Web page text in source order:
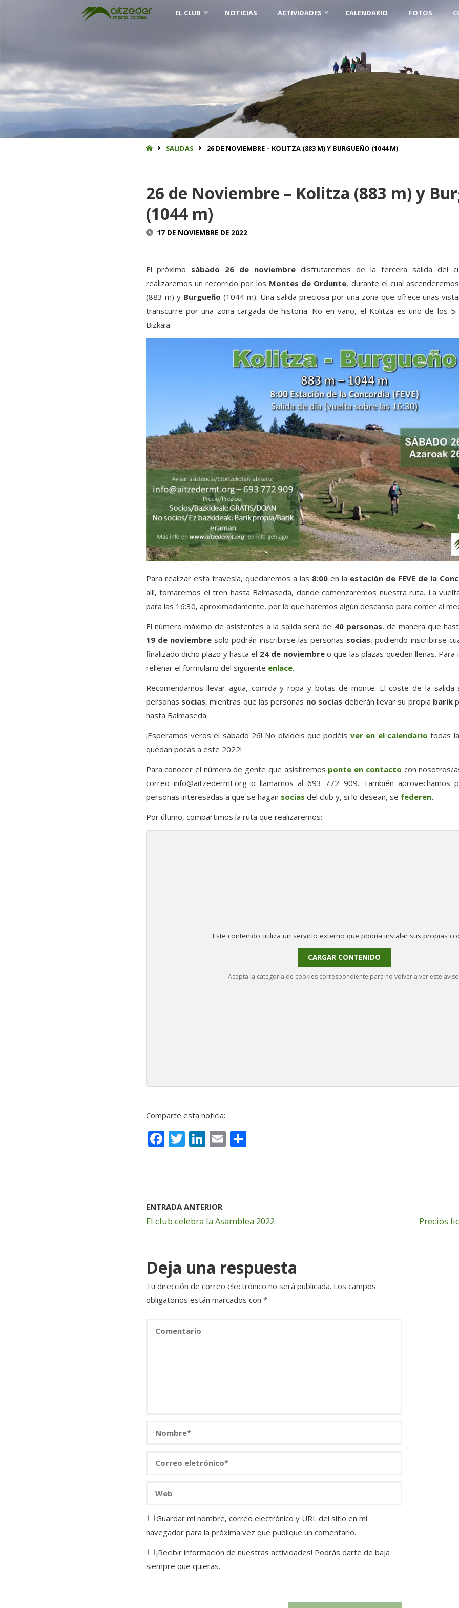
Saltar
EL CLUB NOTICIAS ACTIVIDADES CALENDARIO FOTOS
INICIOSALIDAS 26 DE NOVIEMBRE – KOLITZA (883 M) Y BURGUEÑO (1044 M)
26 de Noviembre – Kolitza (883 m) y
(1044 m)
17 DE NOVIEMBRE DE 2022
El próximo sábado 26 de noviembre disfrutaremos de la tercera salida del
realizaremos un recorrido por los Montes de Ordunte, durante el cual
(883 m) y Burgueño (1044 m). Una salida preciosa por una zona que ofrece unas
transcurre por una zona cargada de historia. No en vano, el Kolitza es uno de los 5
Bizkaia.
Para realizar esta travesía, quedaremos a las 8:00en la estación de FEVE de la
allí, tomaremos el tren hasta Balmaseda, donde comenzaremos nuestra ruta. La
para las 16:30, aproximadamente, por lo que haremos algún descanso para comer al
El número máximo de asistentes a la salida será de 40 personas, de manera que
19 de noviembresolo podrán inscribirse las personas socias, pudiendo inscribirse
finalizado dicho plazo y hasta el 24 de noviembreo que las plazas queden llenas.
rellenar el formulario del siguiente enlace.
Recomendamos llevar agua, comida y ropa y botas de monte. El coste de la salida
personas socias, mientras que las personas no socias deberán llevar su propia barik
hasta Balmaseda.
¡Esperamos veros el sábado 26! No olvidéis que podéis ver en el calendario todas
quedan pocas a este 2022!
Para conocer el número de gente que asistiremos ponte en contacto con nosotros/
correo info@aitzedermt.orgo llamarnos al 693 772 909. También aprovechamos
personas interesadas a que se hagan socias del club y, si lo desean, se federen.
Por último, compartimos la ruta que realizaremos:
Este contenido utiliza un servicio externo que podría instalar sus propias
CARGAR CONTENIDO
Acepta la categoría de cookies correspondiente para no volver a ver este
Comparte esta noticia:
F
b
o
T
r
Li
dI
n
E C
rt
ENTRADA ANTERIOR
El club celebra la Asamblea 2022 Precios
Deja una respuesta
Tu dirección de correo electrónico no será publicada. Los campos
obligatorios están marcados con *
Guardar mi nombre, correo electrónico y URL del sitio en mi
navegador para la próxima vez que publique un comentario.
¡Recibir información de nuestras actividades! Podrás darte de baja
siempre que quieras.